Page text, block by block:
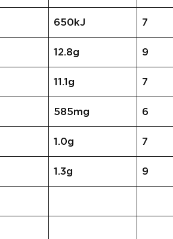
650kJ 7
12.8g 9
11.1g 7
585mg 6
1.0g 7
1.3g 9